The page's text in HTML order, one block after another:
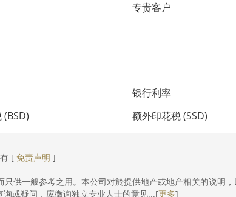
专贵客户
银行利率
(BSD) 额外印花税 (SSD)
[ 免责声明 ]
供一般参考之用。本公司对於提供地产或地产相关的说明
或疑问，应徵询独立专业人士的意见...[更多]